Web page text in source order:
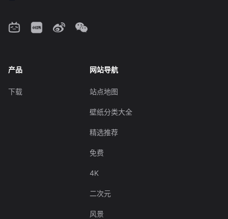
产品
下载
网站导航
站点地图
壁纸分类大全
精选推荐
免费
4K
二次元
风景